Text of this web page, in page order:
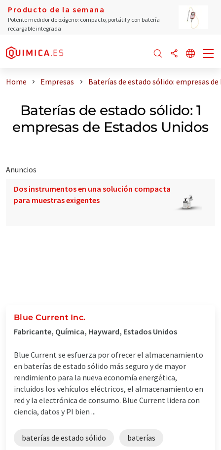
Producto de la semana
Potente medidor de oxígeno: compacto, portátil y con batería
recargable integrada
Home Empresas Baterías de estado sólido: empresas de
Baterías de estado sólido: 1
empresas de Estados Unidos
Anuncios
Dos instrumentos en una solución compacta
para muestras exigentes
Blue Current Inc.
Fabricante, Química, Hayward, Estados Unidos
Blue Current se esfuerza por ofrecer el almacenamiento
en baterías de estado sólido más seguro y de mayor
rendimiento para la nueva economía energética,
incluidos los vehículos eléctricos, el almacenamiento en
red y la electrónica de consumo. Blue Current lidera con
ciencia, datos y PI bien ...
baterías de estado sólido baterías